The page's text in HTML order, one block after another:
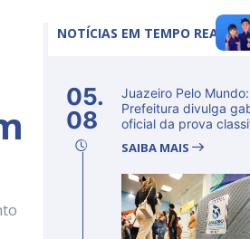
NOTÍCIAS EM TEMPO REAL
05.
08
Juazeiro Pelo Mundo:
Prefeitura divulga
oficial da prova
SAIBA MAIS